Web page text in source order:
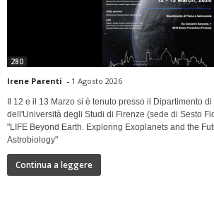
280
Irene Parenti - 1 Agosto 2026
Il 12 e il 13 Marzo si è tenuto presso il Dipartimento
dell'Università degli Studi di Firenze (sede di Sesto
"LIFE Beyond Earth. Exploring Exoplanets and the
Astrobiology"
Continua a leggere